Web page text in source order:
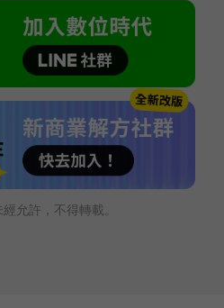
允許，不得轉載。